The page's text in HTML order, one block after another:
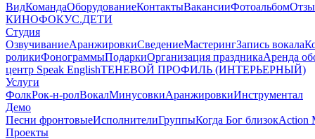
ВидКомандаОборудованиеКонтактыВакансииФотоальбом
КИНОФОКУС.ДЕТИ
Студия
ОзвучиваниеАранжировкиСведениеМастерингЗапись вокала
роликиФонограммыПодаркиОрганизация праздникаАренда
центр Speak EnglishТЕНЕВОЙ ПРОФИЛЬ (ИНТЕРЬЕРНЫЙ)
Услуги
ФолкРок-н-ролВокалМинусовкиАранжировкиИнструментал
Демо
Песни фронтовыеИсполнителиГруппыКогда Бог близокAction
Проекты